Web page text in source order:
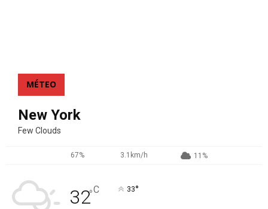
MÉTEO
New York
Few Clouds
67% 3.1km/h 11%
32°C 33°